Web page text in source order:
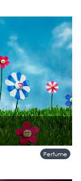
ลเลกชันสุดลิมิเต็ดที่
อมพาก้าวเข้าสู่โลก
Perfume